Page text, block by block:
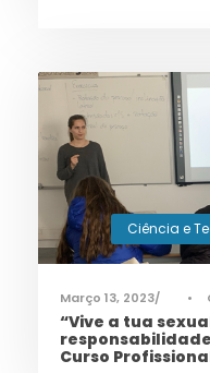
Ciência e
Março 13, 2023 •
“Vive a tua
Curso